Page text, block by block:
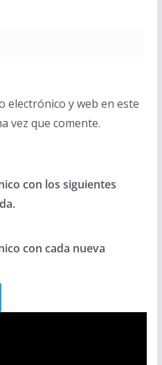
electrónico y web en este
vez que comente.
con los siguientes
con cada nueva